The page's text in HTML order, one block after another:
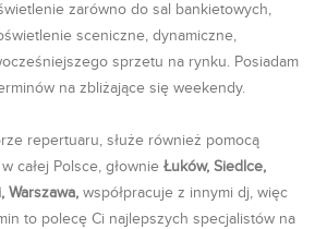
zarówno do sal bankietowych,
sceniczne, dynamiczne,
sprzetu na rynku. Posiadam
na zbliżające się weekendy.
repertuaru, służe również pomocą
całej Polsce, głownie Łuków, Siedlce,
Warszawa, współpracuje z innymi dj, więc
to polecę Ci najlepszych specjalistów na